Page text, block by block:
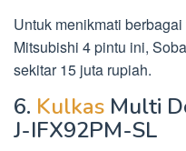
Untuk menikmati
Mitsubishi 4 pintu ini,
sekitar 15 juta rupiah.
6. Kulkas Multi
J-IFX92PM-SL